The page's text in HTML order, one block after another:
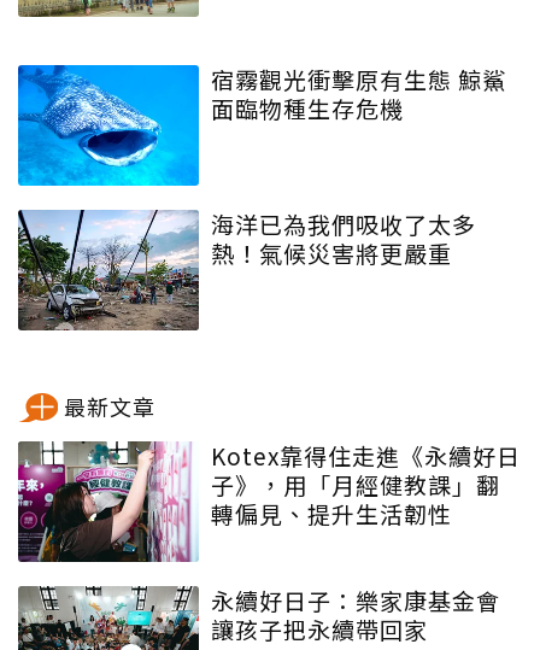
宿霧觀光衝擊原有生態 鯨鯊
面臨物種生存危機
海洋已為我們吸收了太多
熱！氣候災害將更嚴重
最新文章
Kotex靠得住走進《永續好日
子》，用「月經健教課」翻
轉偏見、提升生活韌性
永續好日子：樂家康基金會
讓孩子把永續帶回家